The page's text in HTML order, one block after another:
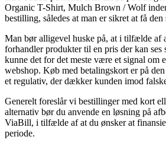
Organic T-Shirt, Mulch Brown / Wolf
bestilling, således at man er sikret at få den
Man bør alligevel huske på, at i tilfælde af
forhandler produkter til en pris der kan ses
kunne det for det meste være et signal om
webshop. Køb med betalingskort er på
et regulativ, der dækker kunden imod
Generelt foreslår vi bestillinger med kort
alternativ bør du anvende en løsning på
ViaBill, i tilfælde af at du ønsker at
periode.